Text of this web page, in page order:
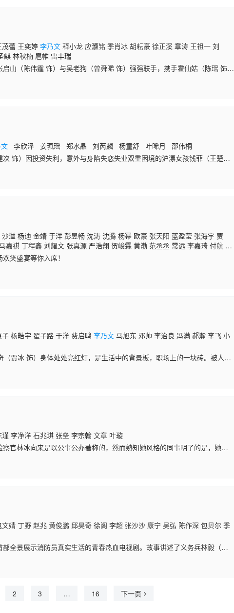
茂蕾 王奕婷李乃文 释小龙 应灏铭 季肖冰 胡耘豪 徐正溪 章涛 王祖一 刘
麒 林秋楠 扈帷 雷丰瑞
山（陈伟霆 饰）与吴老狗（曾舜晞 饰）强强联手，携手霍仙姑（陈瑶 饰）
401部队的神秘失踪事件，牵出百年尘封的惊天秘辛。生死抉择、兄弟之
李欣泽 姜珮瑶 郑水晶 刘芮麟 杨童舒 叶晞月 邵伟桐
饰）因投资失利，意外与身陷失恋失业双重困境的沪漂女孩钱菲（王楚然
两个落魄的灵魂在烟火相伴中磕磕碰碰，最终甜蜜奔赴。剧集从生活磨合
溢 杨迪 金靖 于洋 彭昱畅 沈涛 沈腾 杨幂 欧豪 张天阳 蓝盈莹 张海宇 贾
嘉祺 丁程鑫 刘耀文 张真源 严浩翔 贺峻霖 黄渤 范丞丞 常远 李嘉琦 付航 闫
笑盛宴等你入席！
杨皓宇 翟子路 于洋 费启鸣李乃文 马旭东 邓帅 李治良 冯满 郝瀚 李飞 小
（贾冰 饰）身体处处亮红灯，是生活中的背景板，职场上的一块砖。被人生
己互换灵魂！从此，没有“班味”的中年黄遇奇开启了创飞人生的一系列操
李净洋 石兆琪 张垒 李宗翰 文章 叶璇
林冰向来是以公事公办著称的，然而熟知她风格的同事明了的是，她对
，那更是彻彻底底的铁面无情。 这天，接到群众实名举报市公安局缉毒
文婧 丁野 赵兆 黄俊鹏 邱昊奇 徐阁 李超 张沙沙 康宁 吴弘 陈作深 包贝尔 季
部全景展示消防员真实生活的青春热血电视剧。故事讲述了义务兵林毅（张
队飞豹队，成为优秀消防员战士的故事。一开始，林毅年轻气盛，与队友
2 3 … 16 下一页